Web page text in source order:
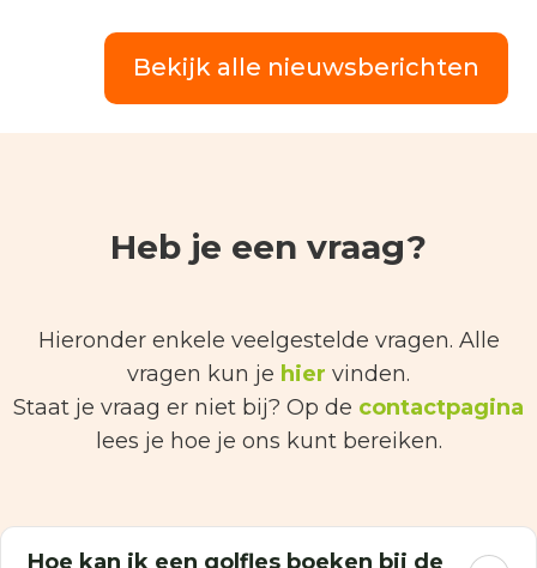
Bekijk alle nieuwsberichten
Heb je een vraag?
Hieronder enkele veelgestelde vragen. Alle
vragen kun je hier vinden.
Staat je vraag er niet bij? Op de contactpagina
lees je hoe je ons kunt bereiken.
Hoe kan ik een golfles boeken bij de